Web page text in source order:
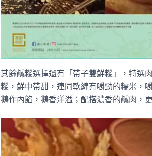
其餘鹹糉選擇還有「帶子雙鮮糉」，特選
糉，鮮中帶甜，連同軟綿有嚼勁的糯米，
鵝作內餡，鵝香洋溢；配搭濃香的鹹肉，